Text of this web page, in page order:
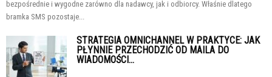
bezpośrednie i wygodne zarówno dla nadawcy, jak i odbiorcy. Właśnie dlatego
bramka SMS pozostaje...
STRATEGIA OMNICHANNEL W PRAKTYCE: JAK
PŁYNNIE PRZECHODZIĆ OD MAILA DO
WIADOMOŚCI...